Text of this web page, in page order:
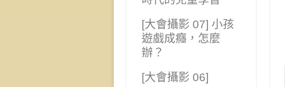
[大會攝影 07] 小孩
遊戲成癮，怎麼
辦？
[大會攝影 06]